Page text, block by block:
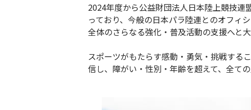
2024年度から公益財団法人日本陸上競技
っており、今般の日本パラ陸連とのオフィ
全体のさらなる強化・普及活動の支援へと大
スポーツがもたらす感動・勇気・挑戦する
信し、障がい・性別・年齢を超えて、全て